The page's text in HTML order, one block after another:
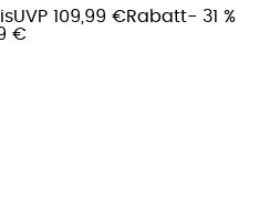
UVP 109,99 €Rabatt- 31 %
€